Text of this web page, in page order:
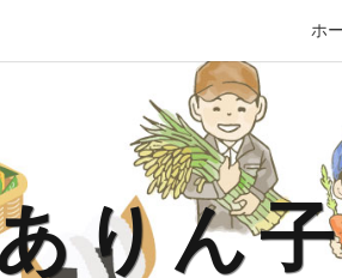
ホ
りん